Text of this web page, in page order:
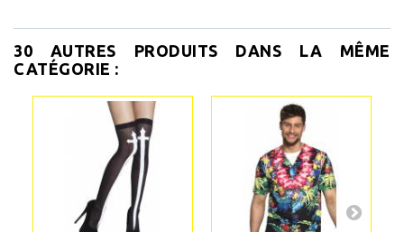
30 AUTRES PRODUITS DANS LA MÊME
CATÉGORIE :